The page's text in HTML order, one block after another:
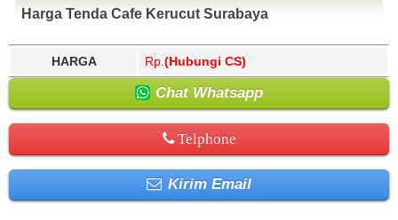
Harga Tenda Cafe Kerucut Surabaya
HARGA Rp. (Hubungi CS)
Chat Whatsapp
Telphone
Kirim Email